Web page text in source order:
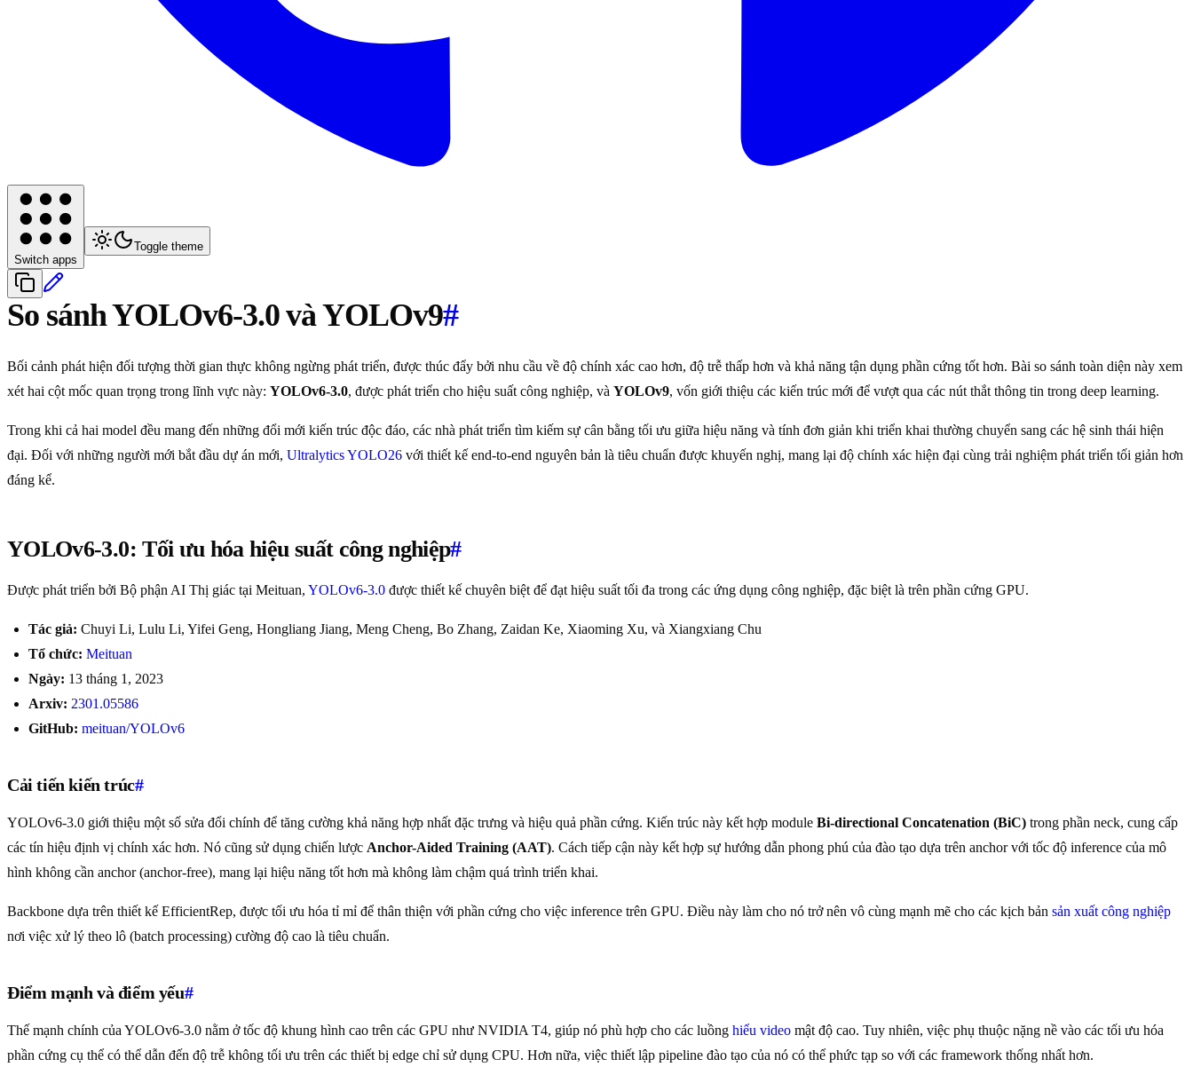
Switch apps
Toggle theme
So sánh YOLOv6-3.0 và YOLOv9#
Bối cảnh phát hiện đối tượng thời gian thực không ngừng phát triển, được thúc đẩy bởi nhu cầu về độ chính xác cao hơn, độ trễ thấp hơn và khả năng tận dụng phần cứng tốt hơn. Bài so sánh toàn diện này xem
xét hai cột mốc quan trọng trong lĩnh vực này: YOLOv6-3.0, được phát triển cho hiệu suất công nghiệp, và YOLOv9, vốn giới thiệu các kiến trúc mới để vượt qua các nút thắt thông tin trong deep learning.
Trong khi cả hai model đều mang đến những đổi mới kiến trúc độc đáo, các nhà phát triển tìm kiếm sự cân bằng tối ưu giữa hiệu năng và tính đơn giản khi triển khai thường chuyển sang các hệ sinh thái hiện
đại. Đối với những người mới bắt đầu dự án mới, Ultralytics YOLO26 với thiết kế end-to-end nguyên bản là tiêu chuẩn được khuyến nghị, mang lại độ chính xác hiện đại cùng trải nghiệm phát triển tối giản hơn
đáng kể.
YOLOv6-3.0: Tối ưu hóa hiệu suất công nghiệp#
Được phát triển bởi Bộ phận AI Thị giác tại Meituan, YOLOv6-3.0 được thiết kế chuyên biệt để đạt hiệu suất tối đa trong các ứng dụng công nghiệp, đặc biệt là trên phần cứng GPU.
Tác giả: Chuyi Li, Lulu Li, Yifei Geng, Hongliang Jiang, Meng Cheng, Bo Zhang, Zaidan Ke, Xiaoming Xu, và Xiangxiang Chu
Tổ chức: Meituan
Ngày: 13 tháng 1, 2023
Arxiv: 2301.05586
GitHub: meituan/YOLOv6
Cải tiến kiến trúc#
YOLOv6-3.0 giới thiệu một số sửa đổi chính để tăng cường khả năng hợp nhất đặc trưng và hiệu quả phần cứng. Kiến trúc này kết hợp module Bi-directional Concatenation (BiC) trong phần neck, cung cấp
các tín hiệu định vị chính xác hơn. Nó cũng sử dụng chiến lược Anchor-Aided Training (AAT). Cách tiếp cận này kết hợp sự hướng dẫn phong phú của đào tạo dựa trên anchor với tốc độ inference của mô
hình không cần anchor (anchor-free), mang lại hiệu năng tốt hơn mà không làm chậm quá trình triển khai.
Backbone dựa trên thiết kế EfficientRep, được tối ưu hóa tỉ mỉ để thân thiện với phần cứng cho việc inference trên GPU. Điều này làm cho nó trở nên vô cùng mạnh mẽ cho các kịch bản sản xuất công nghiệp
nơi việc xử lý theo lô (batch processing) cường độ cao là tiêu chuẩn.
Điểm mạnh và điểm yếu#
Thế mạnh chính của YOLOv6-3.0 nằm ở tốc độ khung hình cao trên các GPU như NVIDIA T4, giúp nó phù hợp cho các luồng hiểu video mật độ cao. Tuy nhiên, việc phụ thuộc nặng nề vào các tối ưu hóa
phần cứng cụ thể có thể dẫn đến độ trễ không tối ưu trên các thiết bị edge chỉ sử dụng CPU. Hơn nữa, việc thiết lập pipeline đào tạo của nó có thể phức tạp so với các framework thống nhất hơn.